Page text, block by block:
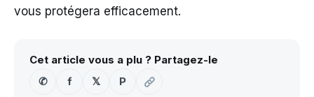
vous protégera efficacement.
Cet article vous a plu ? Partagez-le
✆
f 𝕏 P